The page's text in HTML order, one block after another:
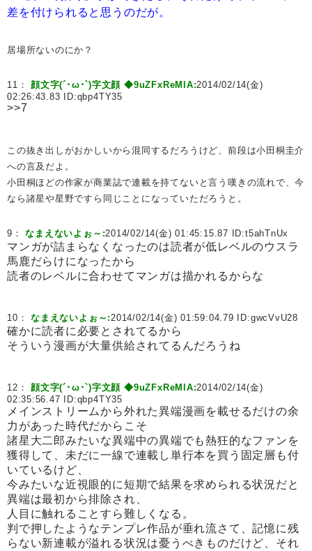
差を付けられると思うのだが。
居場所ないのにか？
11： 顔文字(´･ω･`)字文顔 ◆9uZFxReMlA:2014/02/14(金)
02:26:43.83 ID:qbp4TY35
>>7
この抜き出しがおかしいから混同するだろうけど、前段は小田桐圭介
への言及だよ。
小田桐ほどの作家が商業誌で連載を持てないと言う嘆きの流れで、今
なら諸星や星野ですら同じことになっていただろうと。
9：なまえないよぉ～:2014/02/14(金) 01:45:15.87 ID:t5ahTnUx
マンガが詰まらなくなったのは読者が低レベルのウスラ
馬鹿だらけになったから
読者のレベルに合わせてマンガは描かれるからな
10：なまえないよぉ～:2014/02/14(金) 01:59:04.79 ID:gwcVvU28
確かに読者に必要とされてるから
そういう漫画が大量供給されてるんだろうね
12： 顔文字(´･ω･`)字文顔 ◆9uZFxReMlA:2014/02/14(金)
02:35:56.47 ID:qbp4TY35
メインストリームから外れた異端漫画を載せるだけの余
力があった時代だからこそ
諸星大二郎みたいな異端中の異端でも熱狂的なファンを
獲得して、未だに一線で連載し単行本を買う固定層も付
いているけど、
今みたいな近視眼的に短期で結果を求められる状況だと
異端は最初から排除され、
人目に触れることすら難しくなる。
判で押したようなテンプレ作品が垂れ流さて、記憶に残
らない新連載が溢れる状況は憂うべきものだけど、それ